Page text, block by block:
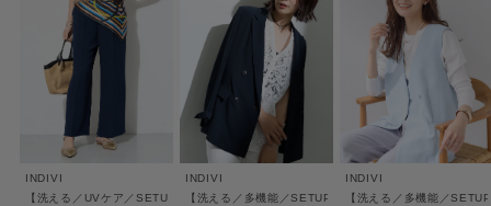
ブラウス：127－85200
テーパードパンツ：127－65211
ワイドパンツ：127－65210
【素材ポイント】
適度な落ち感を持ったヴィンテージ感のある表情が特徴の素材になります。
適度なストレッチ性を持った快適な着心地に、シワになりづらいイージーケ
ア性／UVケア性も兼ね備えた素材になっております。
INDIVI
【洗える／UVケア／SETUP可】着る日傘ワイドパンツ
INDIVI
【洗える／多機能／SETUP可】着る日傘ダブルジャケッ
INDIVI
【洗える／多機能／